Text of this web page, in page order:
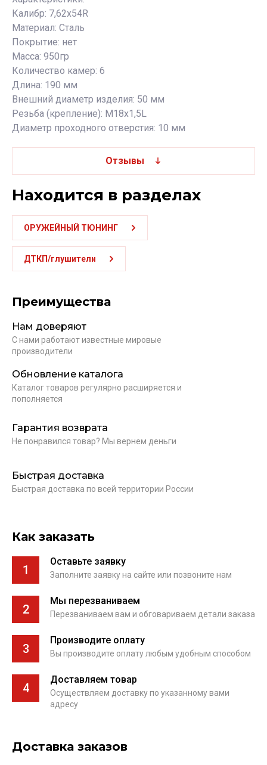
Калибр: 7,62х54R
Материал: Сталь
Покрытие: нет
Масса: 950гр
Количество камер: 6
Длина: 190 мм
Внешний диаметр изделия: 50 мм
Резьба (крепление): М18х1,5L
Диаметр проходного отверстия: 10 мм
Отзывы
Находится в разделах
ОРУЖЕЙНЫЙ ТЮНИНГ
ДТКП/глушители
Преимущества
Нам доверяют
С нами работают известные мировые
производители
Обновление каталога
Каталог товаров регулярно расширяется и
пополняется
Гарантия возврата
Не понравился товар? Мы вернем деньги
Быстрая доставка
Быстрая доставка по всей территории России
Как заказать
1
Оставьте заявку
Заполните заявку на сайте или позвоните нам
2
Мы перезваниваем
Перезваниваем вам и обговариваем детали заказа
3
Производите оплату
Вы производите оплату любым удобным способом
4
Доставляем товар
Осуществляем доставку по указанному вами
адресу
Доставка заказов